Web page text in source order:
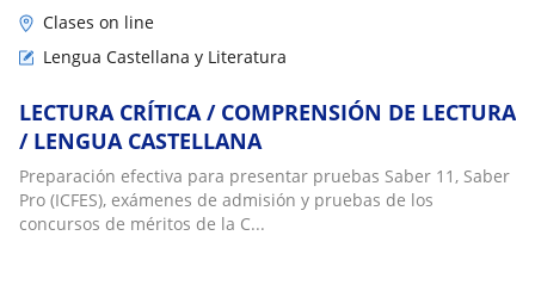
Clases on line
Lengua Castellana y Literatura
LECTURA CRÍTICA / COMPRENSIÓN DE LECTURA
/ LENGUA CASTELLANA
Preparación efectiva para presentar pruebas Saber 11, Saber
Pro (ICFES), exámenes de admisión y pruebas de los
concursos de méritos de la C...